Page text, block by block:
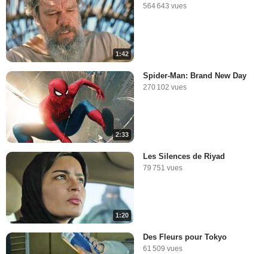
1:42
564 643 vues
2:33
Spider-Man: Brand New Day
270 102 vues
1:20
Les Silences de Riyad
79 751 vues
Des Fleurs pour Tokyo
61 509 vues